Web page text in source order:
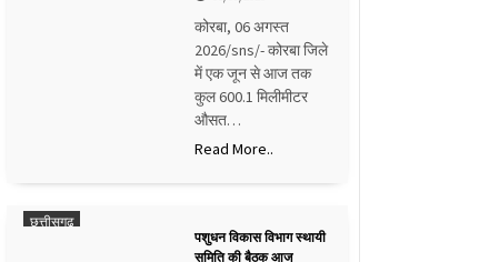
कोरबा, 06 अगस्त
2026/sns/- कोरबा जिले
में एक जून से आज तक
कुल 600.1 मिलीमीटर
औसत…
Read More..
छत्तीसगढ़
पशुधन विकास विभाग स्थायी
समिति की बैठक आज